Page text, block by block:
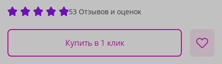
53 Отзывов и оценок
Купить в 1 клик